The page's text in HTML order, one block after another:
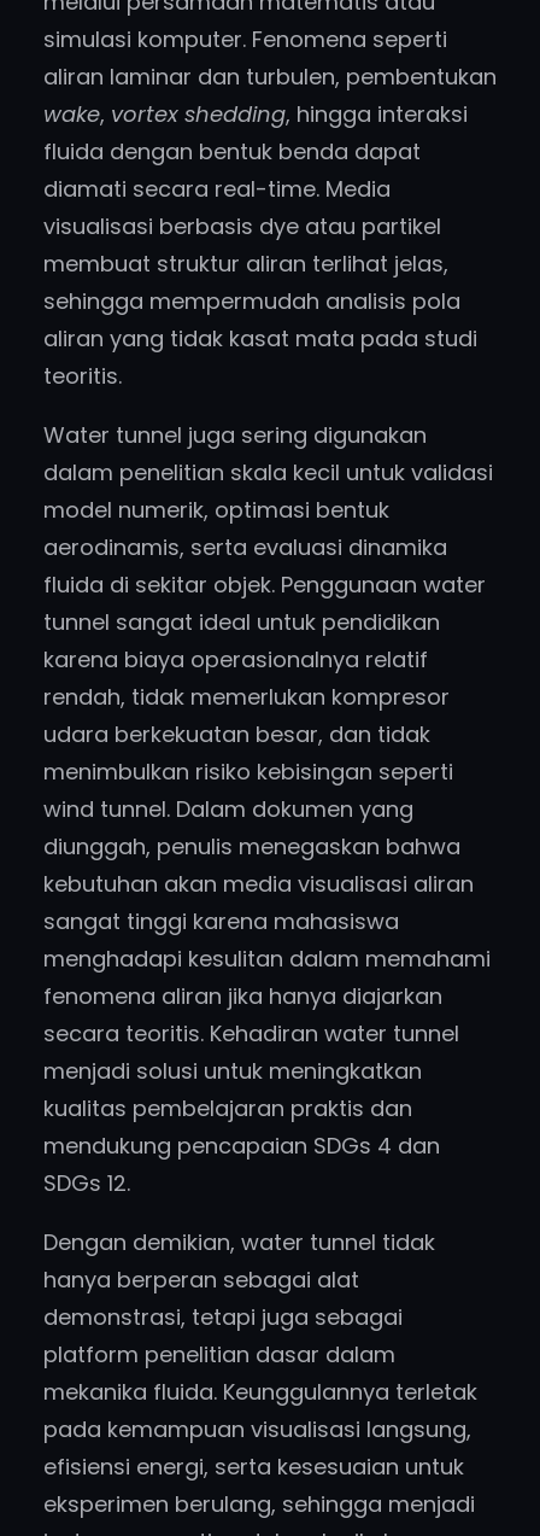
simulasi komputer. Fenomena seperti
aliran laminar dan turbulen, pembentukan
wake, vortex shedding, hingga interaksi
fluida dengan bentuk benda dapat
diamati secara real-time. Media
visualisasi berbasis dye atau partikel
membuat struktur aliran terlihat jelas,
sehingga mempermudah analisis pola
aliran yang tidak kasat mata pada studi
teoritis.
Water tunnel juga sering digunakan
dalam penelitian skala kecil untuk validasi
model numerik, optimasi bentuk
aerodinamis, serta evaluasi dinamika
fluida di sekitar objek. Penggunaan water
tunnel sangat ideal untuk pendidikan
karena biaya operasionalnya relatif
rendah, tidak memerlukan kompresor
udara berkekuatan besar, dan tidak
menimbulkan risiko kebisingan seperti
wind tunnel. Dalam dokumen yang
diunggah, penulis menegaskan bahwa
kebutuhan akan media visualisasi aliran
sangat tinggi karena mahasiswa
menghadapi kesulitan dalam memahami
fenomena aliran jika hanya diajarkan
secara teoritis. Kehadiran water tunnel
menjadi solusi untuk meningkatkan
kualitas pembelajaran praktis dan
mendukung pencapaian SDGs 4 dan
SDGs 12.
Dengan demikian, water tunnel tidak
hanya berperan sebagai alat
demonstrasi, tetapi juga sebagai
platform penelitian dasar dalam
mekanika fluida. Keunggulannya terletak
pada kemampuan visualisasi langsung,
efisiensi energi, serta kesesuaian untuk
eksperimen berulang, sehingga menjadi